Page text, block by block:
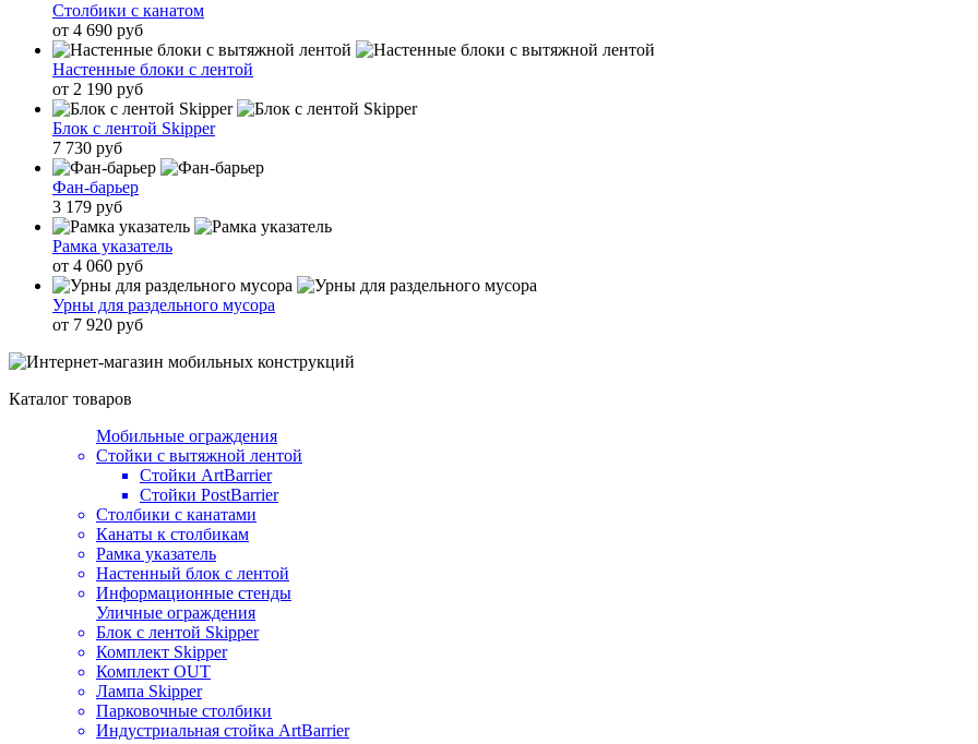
Столбики с канатом
от 4 690 руб
Настенные блоки с лентой
от 2 190 руб
Блок с лентой Skipper
7 730 руб
Фан-барьер
3 179 руб
Рамка указатель
от 4 060 руб
Урны для раздельного мусора
от 7 920 руб
Каталог товаров
Мобильные ограждения
Стойки с вытяжной лентой
Стойки ArtBarrier
Стойки PostBarrier
Столбики с канатами
Канаты к столбикам
Рамка указатель
Настенный блок с лентой
Информационные стенды
Уличные ограждения
Блок с лентой Skipper
Комплект Skipper
Комплект OUT
Лампа Skipper
Парковочные столбики
Индустриальная стойка ArtBarrier